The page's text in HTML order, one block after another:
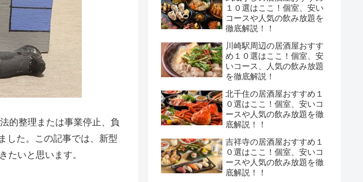
法的整理または事業停止、負
した。この記事では、新型
たいと思います。
１０選はここ！個室、安い
コースや人気の飲み放題を
徹底解説！！
川崎駅周辺の居酒屋おすす
め１０選はここ！個室、安
いコース、人気の飲み放題
を徹底解説！
北千住の居酒屋おすすめ１
０選はここ！個室、安いコ
ースや人気の飲み放題を徹
底解説！！
吉祥寺の居酒屋おすすめ１
０選はここ！個室、安いコ
ースや人気の飲み放題を徹
底解説！！